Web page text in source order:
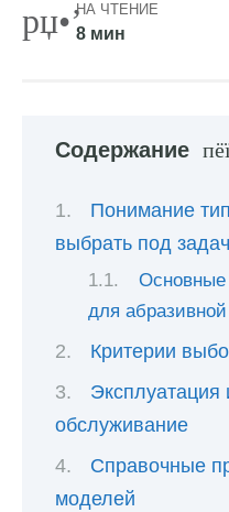
НА ЧТЕНИЕ
8 мин
Содержание
Понимание
выбрать под
Основные
для
Критерии
Эксплуатация
обслуживание
Справочные
моделей